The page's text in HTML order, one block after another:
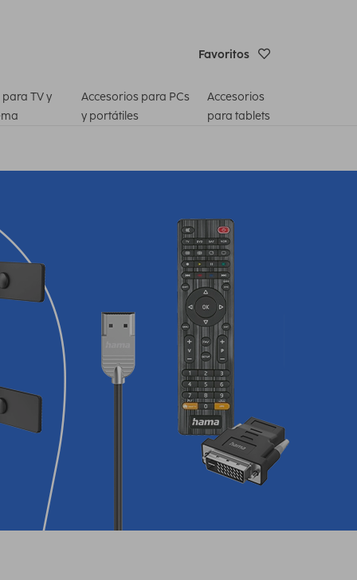
Favoritos
TV y
Accesorios para PCs
y portátiles
Accesorios
para tablets